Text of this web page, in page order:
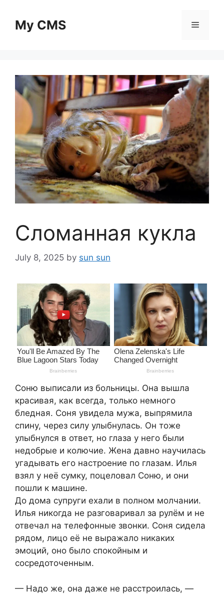
contentMy CMS Menu
Сломанная кукла
July 8, 2025 by sun sun
Соню выписали из больницы. Она вышла
красивая, как всегда, только немного
бледная. Соня увидела мужа, выпрямила
спину, через силу улыбнулась. Он тоже
улыбнулся в ответ, но глаза у него были
недобрые и колючие. Жена давно научилась
угадывать его настроение по глазам. Илья
взял у неё сумку, поцеловал Соню, и они
пошли к машине.
До дома супруги ехали в полном молчании.
Илья никогда не разговаривал за рулём и не
отвечал на телефонные звонки. Соня сидела
рядом, лицо её не выражало никаких
эмоций, оно было спокойным и
сосредоточенным.
— Надо же, она даже не расстроилась, —